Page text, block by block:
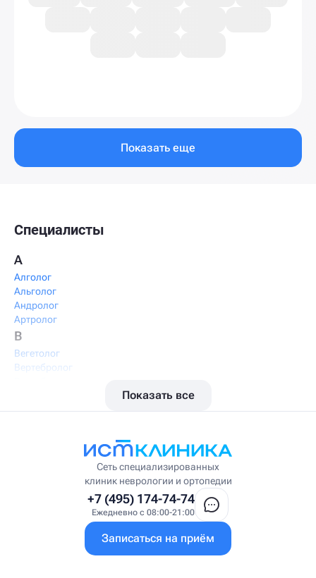
Показать еще
Специалисты
А
Алголог
Альголог
Андролог
Артролог
В
Вегетолог
Вертебролог
Висцеральный массажист
Врач интегративной медицины
Врач первичного приёма
Гастроэнтеролог-гепатолог
Показать все
Сеть специализированных
клиник неврологии и ортопедии
+7 (495) 174-74-74
Ежедневно с 08:00-21:00
Записаться на приём